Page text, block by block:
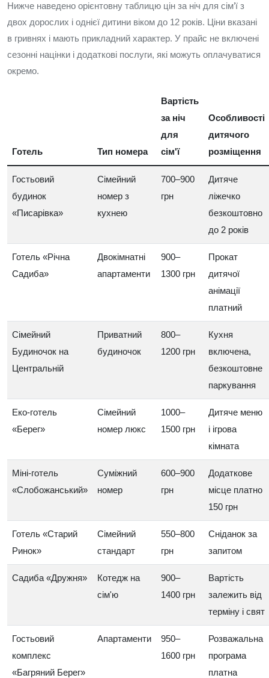
Нижче наведено орієнтовну таблицю цін за ніч для сім’ї з
двох дорослих і однієї дитини віком до 12 років. Ціни вказані
в гривнях і мають прикладний характер. У прайс не включені
сезонні націнки і додаткові послуги, які можуть оплачуватися
окремо.
Готель Тип номера
Вартість
за ніч
для
сім'ї
Особливості
дитячого
розміщення
Гостьовий
будинок
«Писарівка»
Сімейний
номер з
кухнею
700–900
грн
Дитяче
ліжечко
безкоштовно
до 2 років
Готель «Річна
Садиба»
Двокімнатні
апартаменти
900–
1300 грн
Прокат
дитячої
анімації
платний
Сімейний
Будиночок на
Центральній
Приватний
будиночок
800–
1200 грн
Кухня
включена,
безкоштовне
паркування
Еко-готель
«Берег»
Сімейний
номер люкс
1000–
1500 грн
Дитяче меню
і ігрова
кімната
Міні-готель
«Слобожанський»
Суміжний
номер
600–900
грн
Додаткове
місце платно
150 грн
Готель «Старий
Ринок»
Сімейний
стандарт
550–800
грн
Сніданок за
запитом
Садиба «Дружня»
Котедж на
сім'ю
900–
1400 грн
Вартість
залежить від
терміну і свят
Гостьовий
комплекс
«Багряний Берег»
Апартаменти
950–
1600 грн
Розважальна
програма
платна